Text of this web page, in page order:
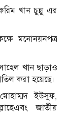
খান চুন্নু এর
মনোনয়নপত্র
খান ছাড়াও
করা হয়েছে।
ইউসুফ,
জাতীয়